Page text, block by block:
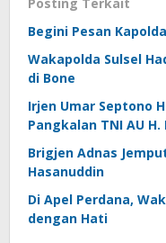
Begini Pesan
Wakapolda Sulsel
di Bone
Irjen Umar Septono
Pangkalan TNI AU
Brigjen Adnas
Hasanuddin
Di Apel Perdana,
dengan Hati